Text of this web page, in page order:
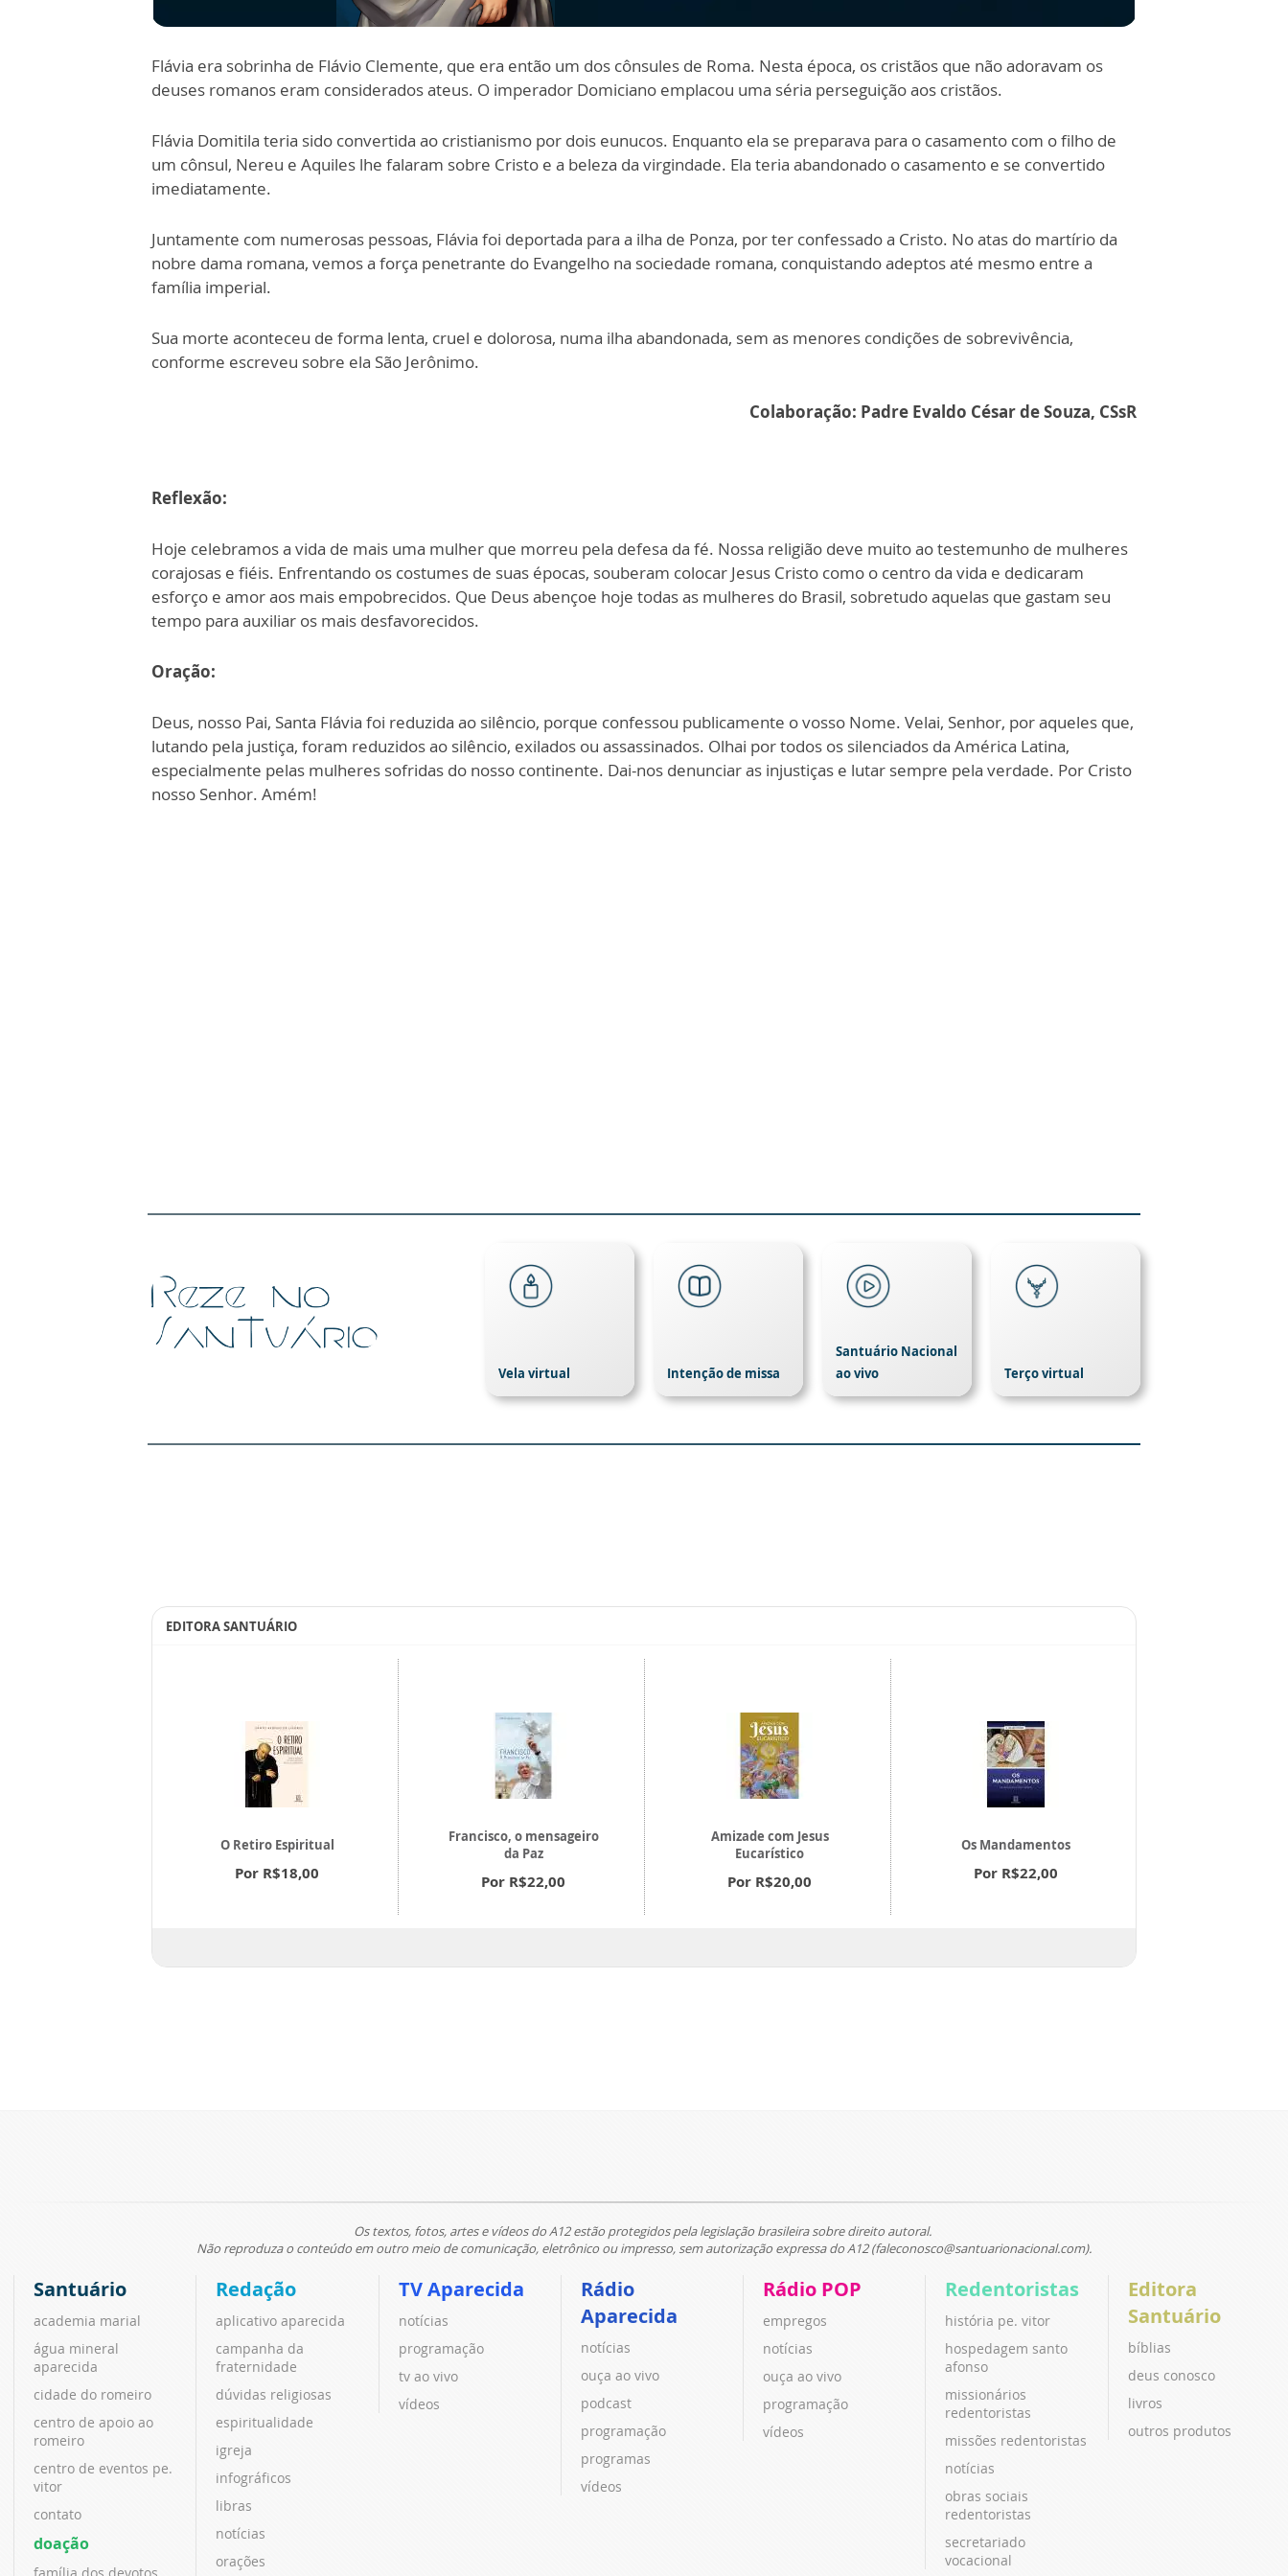
Flávia era sobrinha de Flávio Clemente, que era então um dos cônsules de Roma. Nesta época, os cristãos que não adoravam os
deuses romanos eram considerados ateus. O imperador Domiciano emplacou uma séria perseguição aos cristãos.
Flávia Domitila teria sido convertida ao cristianismo por dois eunucos. Enquanto ela se preparava para o casamento com o filho de
um cônsul, Nereu e Aquiles lhe falaram sobre Cristo e a beleza da virgindade. Ela teria abandonado o casamento e se convertido
imediatamente.
Juntamente com numerosas pessoas, Flávia foi deportada para a ilha de Ponza, por ter confessado a Cristo. No atas do martírio da
nobre dama romana, vemos a força penetrante do Evangelho na sociedade romana, conquistando adeptos até mesmo entre a
família imperial.
Sua morte aconteceu de forma lenta, cruel e dolorosa, numa ilha abandonada, sem as menores condições de sobrevivência,
conforme escreveu sobre ela São Jerônimo.
Colaboração: Padre Evaldo César de Souza, CSsR
Reflexão:
Hoje celebramos a vida de mais uma mulher que morreu pela defesa da fé. Nossa religião deve muito ao testemunho de mulheres
corajosas e fiéis. Enfrentando os costumes de suas épocas, souberam colocar Jesus Cristo como o centro da vida e dedicaram
esforço e amor aos mais empobrecidos. Que Deus abençoe hoje todas as mulheres do Brasil, sobretudo aquelas que gastam seu
tempo para auxiliar os mais desfavorecidos.
Oração:
Deus, nosso Pai, Santa Flávia foi reduzida ao silêncio, porque confessou publicamente o vosso Nome. Velai, Senhor, por aqueles que,
lutando pela justiça, foram reduzidos ao silêncio, exilados ou assassinados. Olhai por todos os silenciados da América Latina,
especialmente pelas mulheres sofridas do nosso continente. Dai-nos denunciar as injustiças e lutar sempre pela verdade. Por Cristo
nosso Senhor. Amém!
Terço virtual
Intenção de missa
Vela virtual
Santuário Nacional
ao vivo
EDITORA SANTUÁRIO
O Retiro Espiritual
Por R$18,00
Francisco, o mensageiro
da Paz
Por R$22,00
Amizade com Jesus
Eucarístico
Por R$20,00
Os Mandamentos
Por R$22,00
Os textos, fotos, artes e vídeos do A12 estão protegidos pela legislação brasileira sobre direito autoral.
Não reproduza o conteúdo em outro meio de comunicação, eletrônico ou impresso, sem autorização expressa do A12 (faleconosco@santuarionacional.com).
Santuário
academia marial
água mineral
aparecida
cidade do romeiro
centro de apoio ao
romeiro
centro de eventos pe.
vitor
contato
doação
família dos devotos
Redação
aplicativo aparecida
campanha da
fraternidade
dúvidas religiosas
espiritualidade
igreja
infográficos
libras
notícias
orações
TV Aparecida
notícias
programação
tv ao vivo
vídeos
Rádio
Aparecida
notícias
ouça ao vivo
podcast
programação
programas
vídeos
Rádio POP
empregos
notícias
ouça ao vivo
programação
vídeos
Redentoristas
história pe. vitor
hospedagem santo
afonso
missionários
redentoristas
missões redentoristas
notícias
obras sociais
redentoristas
secretariado
vocacional
Editora
Santuário
bíblias
deus conosco
livros
outros produtos